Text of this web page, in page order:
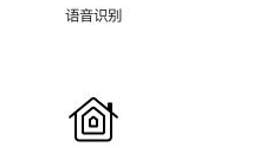
语音识别